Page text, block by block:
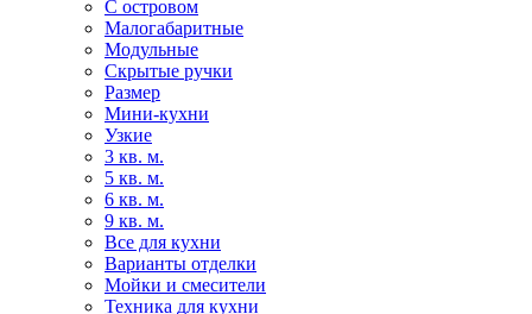
С островом
Малогабаритные
Модульные
Скрытые ручки
Размер
Мини-кухни
Узкие
3 кв. м.
5 кв. м.
6 кв. м.
9 кв. м.
Все для кухни
Варианты отделки
Мойки и смесители
Техника для кухни